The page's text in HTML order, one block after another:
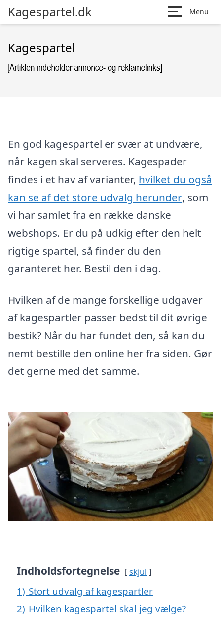
Kagespartel.dk Menu
Kagespartel
En god kagespartel er svær at undvære,
når kagen skal serveres. Kagespader
findes i et hav af varianter, hvilket du også
kan se af det store udvalg herunder, som
vi har samlet fra en række danske
webshops. Er du på udkig efter den helt
rigtige spartel, så finder du den
garanteret her. Bestil den i dag.
Hvilken af de mange forskellige udgaver
af kagespartler passer bedst til dit øvrige
bestik? Når du har fundet den, så kan du
nemt bestille den online her fra siden. Gør
det gerne med det samme.
Indholdsfortegnelse skjul
1) Stort udvalg af kagespartler
2) Hvilken kagespartel skal jeg vælge?